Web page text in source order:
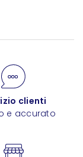
clienti
e accurato